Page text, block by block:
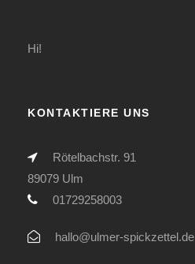
Hi!
KONTAKTIERE UNS
Rötelbachstr. 91
89079 Ulm
01729258003
hallo@ulmer-spickzettel.de